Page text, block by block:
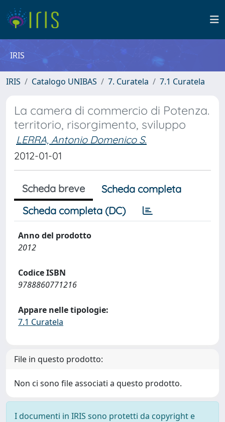
IRIS
IRIS Catalogo UNIBAS 7. Curatela 7.1 Curatela
La camera di commercio di Potenza.
territorio, risorgimento, sviluppo
LERRA, Antonio Domenico S.
2012-01-01
Scheda breve
Scheda completa
Scheda completa (DC)
Anno del prodotto
2012
Codice ISBN
9788860771216
Appare nelle tipologie:
7.1 Curatela
File in questo prodotto:
Non ci sono file associati a questo prodotto.
I documenti in IRIS sono protetti da copyright e